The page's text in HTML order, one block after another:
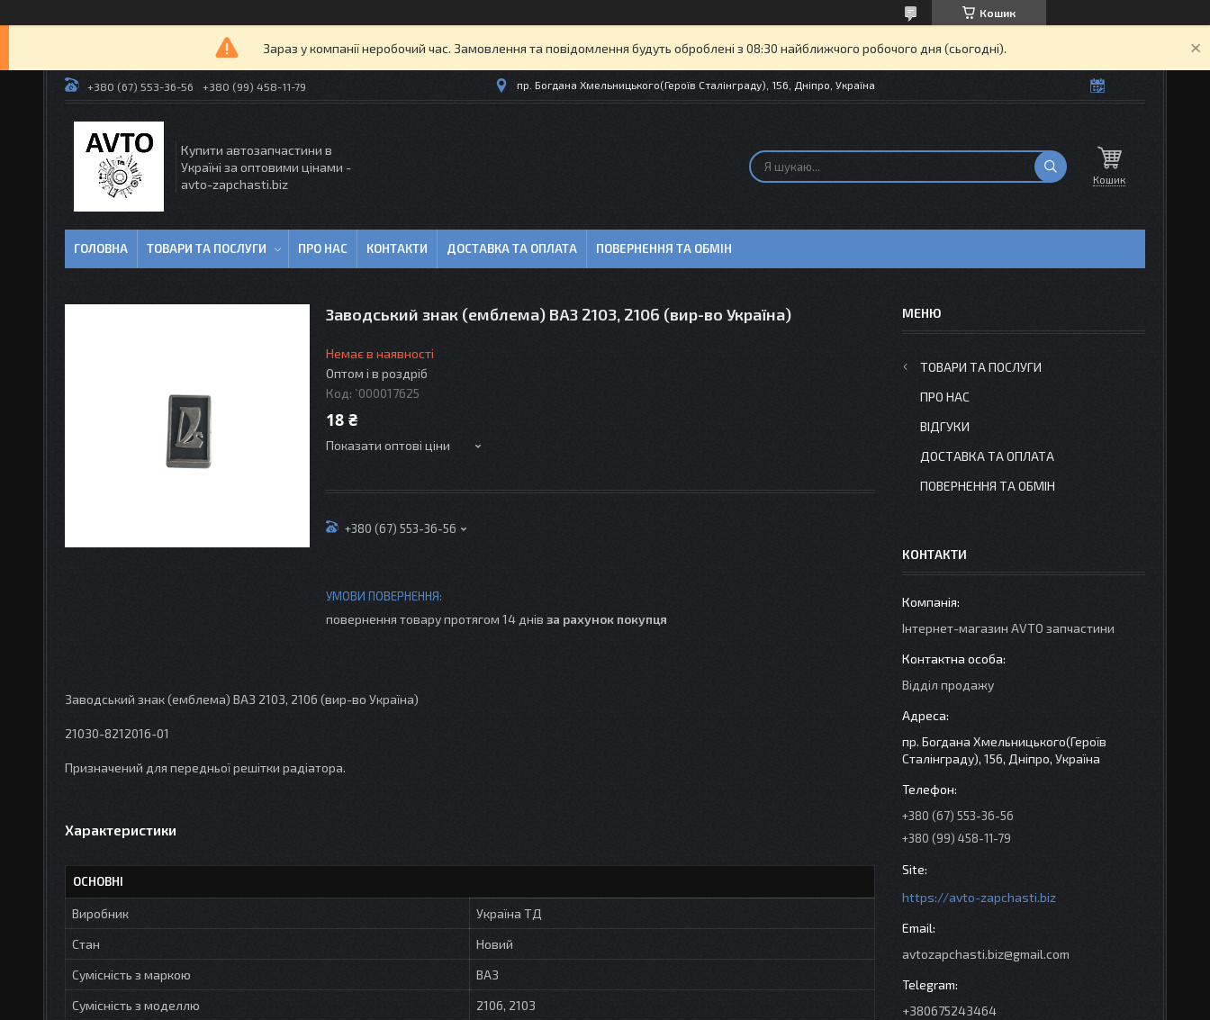
Кошик
Зараз у компанії неробочий час. Замовлення та повідомлення будуть оброблені з 08:30 найближчого робочого дня (сьогодні).
+380 (67) 553-36-56 +380 (99) 458-11-79 пр. Богдана Хмельницького(Героїв Сталінграду), 156, Дніпро, Україна
Купити автозапчастини в
Україні за оптовими цінами -
avto-zapchasti.biz
Кошик
ГОЛОВНА ТОВАРИ ТА ПОСЛУГИ ПРО НАС КОНТАКТИ ДОСТАВКА ТА ОПЛАТА ПОВЕРНЕННЯ ТА ОБМІН
Заводський знак (емблема) ВАЗ 2103, 2106 (вир-во Україна)
Немає в наявності
Оптом і в роздріб
Код: `000017625
18 ₴
Показати оптові ціни
+380 (67) 553-36-56
повернення товару протягом 14 днів за рахунок покупця
Заводський знак (емблема) ВАЗ 2103, 2106 (вир-во Україна)
21030-8212016-01
Призначений для передньої решітки радіатора.
Характеристики
ОСНОВНІ
Виробник
Україна ТД
Стан
Новий
Сумісність з маркою
ВАЗ
Сумісність з моделлю
2106, 2103
ТОВАРИ ТА ПОСЛУГИ
ПРО НАС
ВІДГУКИ
ДОСТАВКА ТА ОПЛАТА
ПОВЕРНЕННЯ ТА ОБМІН
КОНТАКТИ
Інтернет-магазин AVTO запчастини
Відділ продажу
пр. Богдана Хмельницького(Героїв
Сталінграду), 156, Дніпро, Україна
+380 (67) 553-36-56
+380 (99) 458-11-79
https://avto-zapchasti.biz
avtozapchasti.biz@gmail.com
+380675243464